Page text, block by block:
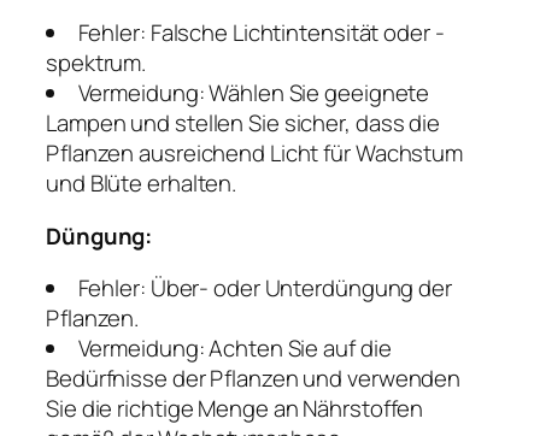
Fehler: Falsche Lichtintensität oder -
spektrum.
Vermeidung: Wählen Sie geeignete
Lampen und stellen Sie sicher, dass die
Pflanzen ausreichend Licht für Wachstum
und Blüte erhalten.
Düngung:
Fehler: Über- oder Unterdüngung der
Pflanzen.
Vermeidung: Achten Sie auf die
Bedürfnisse der Pflanzen und verwenden
Sie die richtige Menge an Nährstoffen